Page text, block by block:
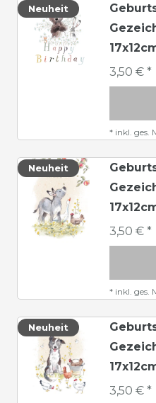
Neuheit
3,50 € *
* inkl. ges.
Neuheit
3,50 € *
* inkl. ges.
Neuheit
3,50 € *